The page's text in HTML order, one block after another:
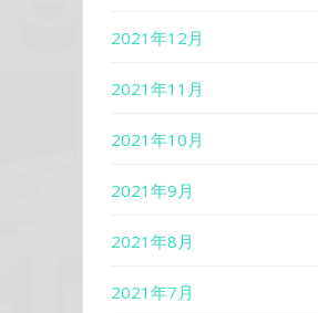
2021年12月
2021年11月
2021年10月
2021年9月
2021年8月
2021年7月